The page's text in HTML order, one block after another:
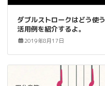
ダブルストロークはどう使
活用例を紹介するよ。
2019年8月17日